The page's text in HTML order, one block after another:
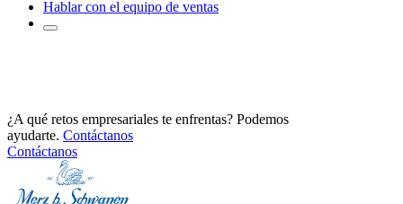
Hablar con el equipo de ventas
¿A qué retos empresariales te enfrentas? Podemos
ayudarte. Contáctanos
Contáctanos